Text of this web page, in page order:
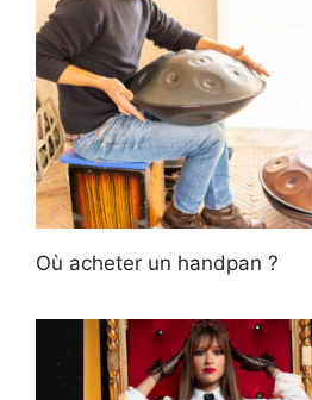
Où acheter un handpan ?